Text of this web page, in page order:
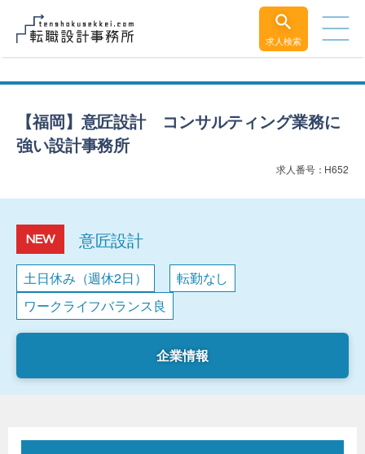
求人検索
【福岡】意匠設計 コンサルティング業務に
強い設計事務所
求人番号：H652
NEW 意匠設計
土日休み（週休2日）
転勤なし
ワークライフバランス良
企業情報